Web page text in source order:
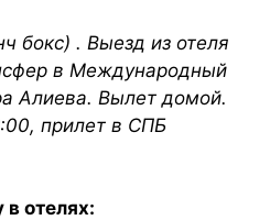
бокс) . Выезд из отеля
в Международный
Алиева. Вылет домой.
прилет в СПБ
отелях: